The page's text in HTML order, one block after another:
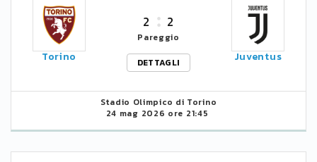
Torino
2 2
Pareggio
DETTAGLI
Juventus
Stadio Olimpico di Torino
24 mag 2026 ore 21:45